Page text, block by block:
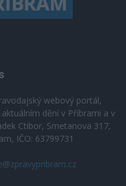
webový portál,
dění v Příbrami a v
Ctibor, Smetanova 317,
IČO: 63799731